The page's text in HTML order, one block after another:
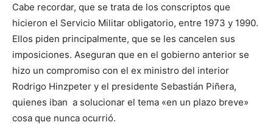
Cabe recordar, que se trata de los conscriptos que
hicieron el Servicio Militar obligatorio, entre 1973 y 1990.
Ellos piden principalmente, que se les cancelen sus
imposiciones. Aseguran que en el gobierno anterior se
hizo un compromiso con el ex ministro del interior
Rodrigo Hinzpeter y el presidente Sebastián Piñera,
quienes iban a solucionar el tema «en un plazo breve»
cosa que nunca ocurrió.